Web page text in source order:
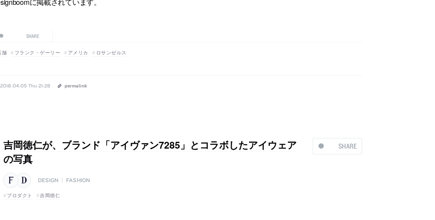
SHARE
舗 フランク・ゲーリー アメリカ ロサンゼルス
2018.04.05 Thu 21:28 permalink
SHARE
吉岡徳仁が、ブランド「アイヴァン7285」とコラボしたアイウェア
の写真
DESIGN FASHION
プロダクト 吉岡徳仁